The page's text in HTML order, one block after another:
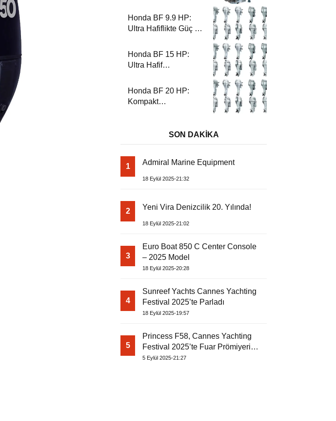
Güvenilir Performans
Honda BF 9.9 HP:
Ultra Hafiflikte Güç ve
Honda BF 15 HP:
Ultra Hafif
Honda BF 20 HP:
Kompakt
SON DAKİKA
1 Admiral Marine Equipment
18 Eylül 2025-21:32
2 Yeni Vira Denizcilik 20. Yılında!
18 Eylül 2025-21:02
3
Euro Boat 850 C Center Console
– 2025 Model
18 Eylül 2025-20:28
4
Sunreef Yachts Cannes Yachting
Festival 2025’te Parladı
18 Eylül 2025-19:57
5
Princess F58, Cannes Yachting
Festival 2025’te Fuar Prömiyerini
Yapıyor
5 Eylül 2025-21:27